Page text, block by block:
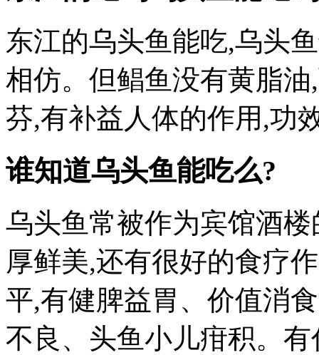
东江的乌头鱼能吃,乌头
相仿。但鲳鱼没有黄脂
芬,有补益人体的作用,功
谁知道乌头鱼能吃么?
乌头鱼常被作为宾馆酒
厚鲜美,还有很好的食疗
平,有健脾益胃、价值消
不良、头鱼小儿疳积。有